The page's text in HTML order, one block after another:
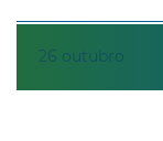
26 outubro